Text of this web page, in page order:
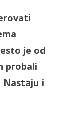
je od
probali
Nastaju i